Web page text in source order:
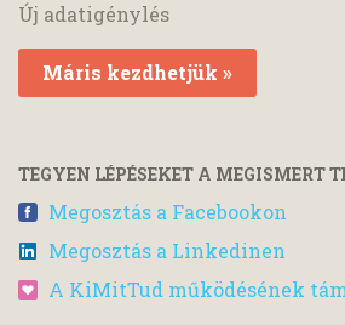
Új adatigénylés
Máris kezdhetjük »
TEGYEN LÉPÉSEKET A MEGISMERT
Megosztás a Facebookon
Megosztás a Linkedinen
A KiMitTud működésének